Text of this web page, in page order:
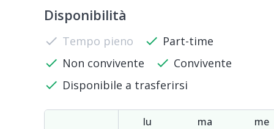
Disponibilità
check Tempo pieno check Part-time
check Non convivente check Convivente
check Disponibile a trasferirsi
lu ma me